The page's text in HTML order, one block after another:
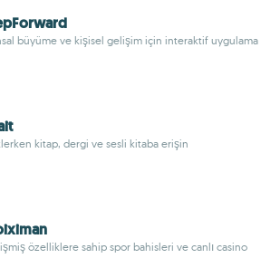
büyüme ve kişisel gelişim için interaktif uygulama
kitap, dergi ve sesli kitaba erişin
özelliklere sahip spor bahisleri ve canlı casino